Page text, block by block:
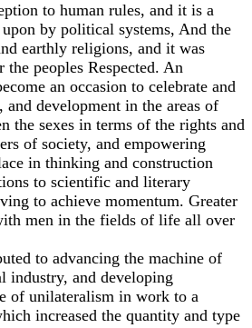
to human rules, and it is a
by political systems, And the
earthly religions, and it was
the peoples Respected. An
an occasion to celebrate and
and development in the areas of
the sexes in terms of the rights and
of society, and empowering
in thinking and construction
to scientific and literary
to achieve momentum. Greater
men in the fields of life all over
to advancing the machine of
industry, and developing
of unilateralism in work to a
increased the quantity and type